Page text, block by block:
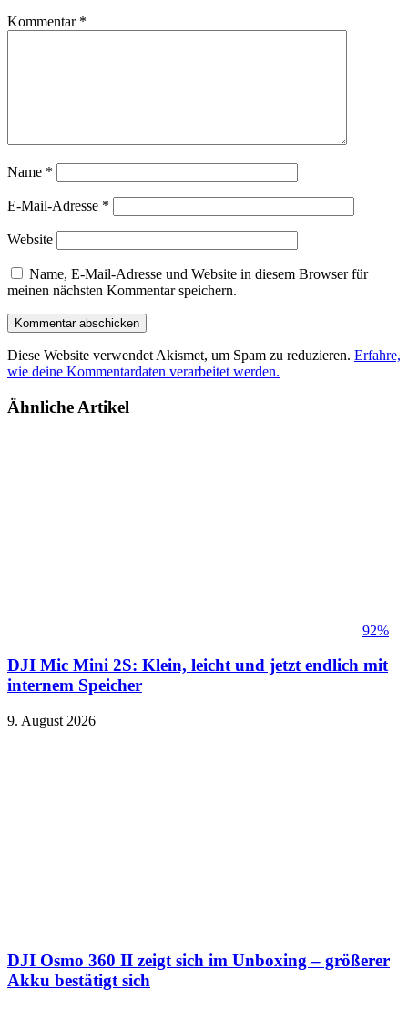
Kommentar *
Name *
E-Mail-Adresse *
Website
Name, E-Mail-Adresse und Website in diesem Browser für
meinen nächsten Kommentar speichern.
Diese Website verwendet Akismet, um Spam zu reduzieren. Erfahre,
wie deine Kommentardaten verarbeitet werden.
Ähnliche Artikel
92%
DJI Mic Mini 2S: Klein, leicht und jetzt endlich mit
internem Speicher
9. August 2026
DJI Osmo 360 II zeigt sich im Unboxing – größerer
Akku bestätigt sich